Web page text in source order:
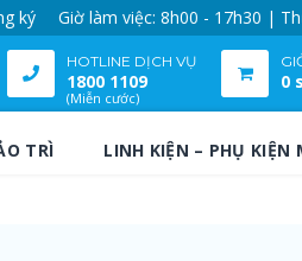
ký Giờ làm việc: 8h00 - 17h30 |
HOTLINE DỊCH VỤ
1800 1109
(Miễn cước)
0
TRÌ LINH KIỆN – PHỤ KIỆN